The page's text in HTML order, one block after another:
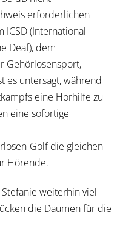
erforderlichen
ICSD (International
Deaf), dem
Gehörlosensport,
es untersagt, während
eine Hörhilfe zu
eine sofortige
Golf die gleichen
Hörende.
weiterhin viel
die Daumen für die